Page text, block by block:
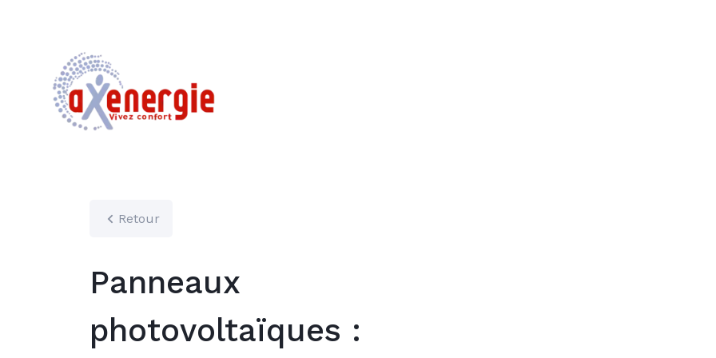
Retour
Panneaux
photovoltaïques :